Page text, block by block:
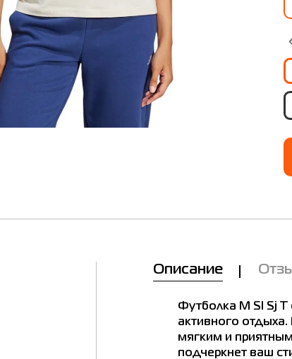
Наличие в магазинах
Футболка женская Adidas W SL SJ T
Футболка женская
Цена
1,039.00
Описание
Футболка M Sl Sj
активного
мягким и
подчеркнет ваш